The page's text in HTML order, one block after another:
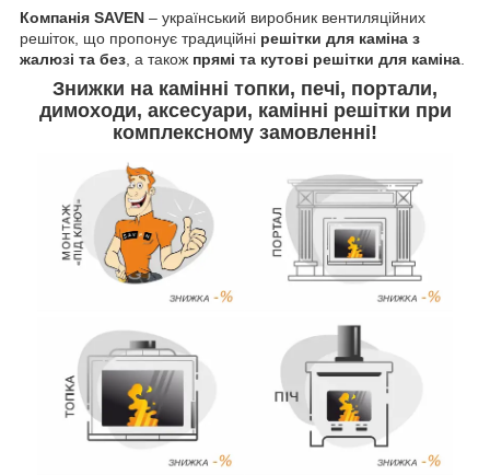
Компанія SAVEN – український виробник вентиляційних
решіток, що пропонує традиційні решітки для каміна з
жалюзі та без, а також прямі та кутові решітки для каміна.
Знижки на камінні топки, печі, портали,
димоходи, аксесуари, камінні решітки при
комплексному замовленні!